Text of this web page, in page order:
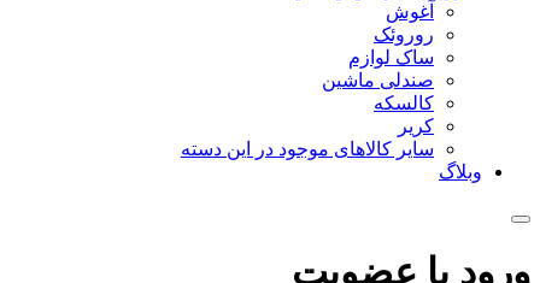
آغوش
روروئک
ساک لوازم
صندلی ماشین
کالسکه
کریر
سایر کالاهای موجود در این دسته
وبلاگ
ورود یا عضویت